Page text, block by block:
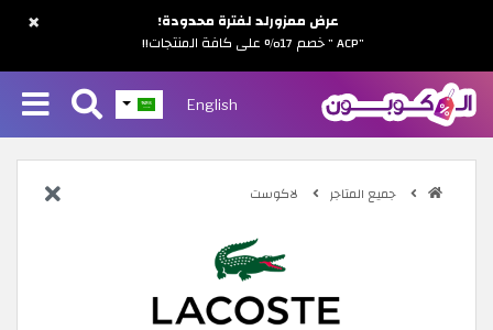
English
جميع المتاجر لاكوست
×
عرض ممزورلد لفترة محدودة!
"ACP " خصم 17% على كافة المنتجات!!